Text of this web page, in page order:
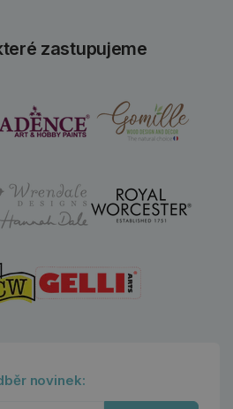
zastupujeme
novinek: